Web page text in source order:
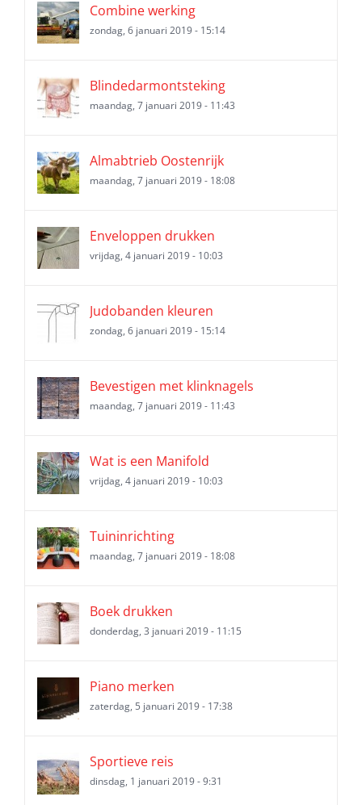
Combine werking
zondag, 6 januari 2019 - 15:14
Blindedarmontsteking
maandag, 7 januari 2019 - 11:43
Almabtrieb Oostenrijk
maandag, 7 januari 2019 - 18:08
Enveloppen drukken
vrijdag, 4 januari 2019 - 10:03
Judobanden kleuren
zondag, 6 januari 2019 - 15:14
Bevestigen met klinknagels
maandag, 7 januari 2019 - 11:43
Wat is een Manifold
vrijdag, 4 januari 2019 - 10:03
Tuininrichting
maandag, 7 januari 2019 - 18:08
Boek drukken
donderdag, 3 januari 2019 - 11:15
Piano merken
zaterdag, 5 januari 2019 - 17:38
Sportieve reis
dinsdag, 1 januari 2019 - 9:31